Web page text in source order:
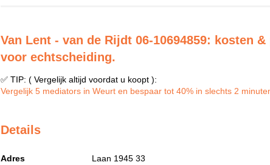
Van Lent - van de Rijdt 06-10694859: kosten
voor echtscheiding.
✅ TIP: ( Vergelijk altijd voordat u koopt ):
Vergelijk 5 mediators in Weurt en bespaar tot 40% in slechts 2
Details
Adres
Laan 1945 33